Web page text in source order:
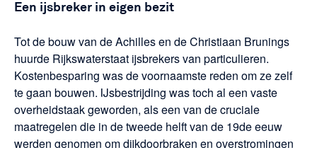
Een ijsbreker in eigen bezit
Tot de bouw van de Achilles en de Christiaan Brunings
huurde Rijkswaterstaat ijsbrekers van particulieren.
Kostenbesparing was de voornaamste reden om ze zelf
te gaan bouwen. IJsbestrijding was toch al een vaste
overheidstaak geworden, als een van de cruciale
maatregelen die in de tweede helft van de 19de eeuw
werden genomen om dijkdoorbraken en overstromingen